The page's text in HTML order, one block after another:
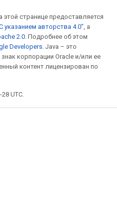
этой странице предоставляется
указанием авторства 4.0", а
2.0. Подробнее об этом
Developers. Java – это
корпорации Oracle и/или ее
контент лицензирован по
UTC.